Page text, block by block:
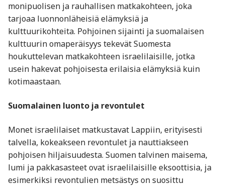
monipuolisen ja rauhallisen matkakohteen, joka
tarjoaa luonnonläheisiä elämyksiä ja
kulttuurikohteita. Pohjoinen sijainti ja suomalaisen
kulttuurin omaperäisyys tekevät Suomesta
houkuttelevan matkakohteen israelilaisille, jotka
usein hakevat pohjoisesta erilaisia elämyksiä kuin
kotimaastaan.
Suomalainen luonto ja revontulet
Monet israelilaiset matkustavat Lappiin, erityisesti
talvella, kokeakseen revontulet ja nauttiakseen
pohjoisen hiljaisuudesta. Suomen talvinen maisema,
lumi ja pakkasasteet ovat israelilaisille eksoottisia, ja
esimerkiksi revontulien metsästys on suosittu